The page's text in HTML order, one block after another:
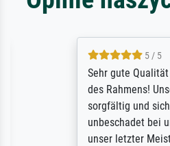
5 / 5
Sehr gute Qualität des
des Rahmens! Unser
sorgfältig und sicher
unbeschadet bei uns
unser letzter